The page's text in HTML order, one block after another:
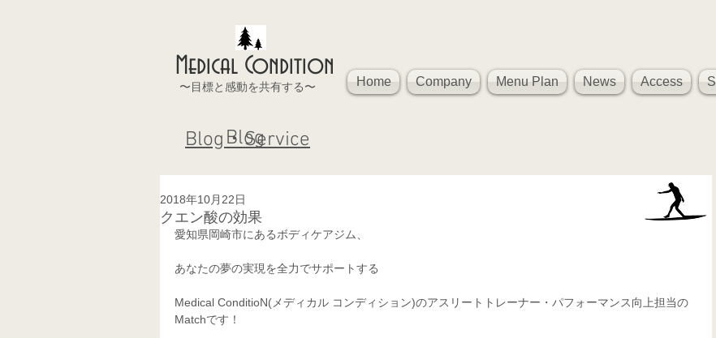
Medical Condition
〜目標と感動を共有する〜 Home Company Menu Plan News Access
Blog
Blog・Service
クエン酸の効果
2018年10月22日
愛知県岡崎市にあるボディケアジム、
あなたの夢の実現を全力でサポートする
Medical ConditioN(メディカル コンディション)のアスリートトレーナー・パフォーマンス向上担当の
Matchです！